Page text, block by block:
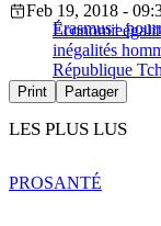
Erasmus+
Feb 19, 2018 -
Économie
inégalités
République
Print Partager
LES PLUS LUS
PROSANTÉ